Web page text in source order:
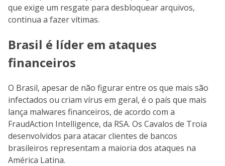
que exige um resgate para desbloquear arquivos,
continua a fazer vítimas.
Brasil é líder em ataques
financeiros
O Brasil, apesar de não figurar entre os que mais são
infectados ou criam vírus em geral, é o país que mais
lança malwares financeiros, de acordo com a
FraudAction Intelligence, da RSA. Os Cavalos de Troia
desenvolvidos para atacar clientes de bancos
brasileiros representam a maioria dos ataques na
América Latina.